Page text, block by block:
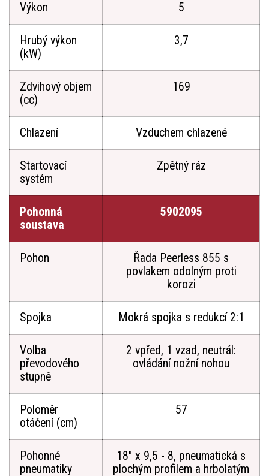
Výkon 5
Hrubý výkon
(kW)
3,7
Zdvihový objem
(cc)
169
Chlazení Vzduchem chlazené
Startovací
systém
Zpětný ráz
Pohonná
soustava
5902095
Pohon
Řada Peerless 855 s
povlakem odolným proti
korozi
Spojka Mokrá spojka s redukcí 2:1
Volba
převodového
stupně
2 vpřed, 1 vzad, neutrál:
ovládání nožní nohou
Poloměr
otáčení (cm)
57
Pohonné
pneumatiky
18" x 9,5 - 8, pneumatická s
plochým profilem a hrbolatým